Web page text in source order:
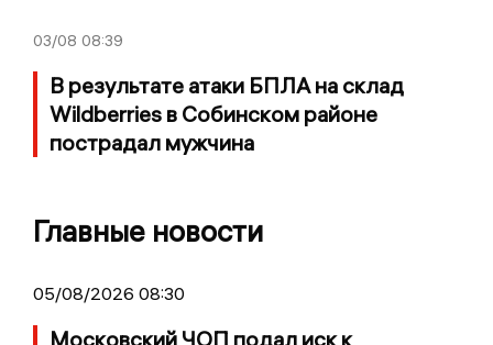
03/08 08:39
В результате атаки БПЛА на склад
Wildberries в Собинском районе
пострадал мужчина
Главные новости
05/08/2026 08:30
Московский ЧОП подал иск к